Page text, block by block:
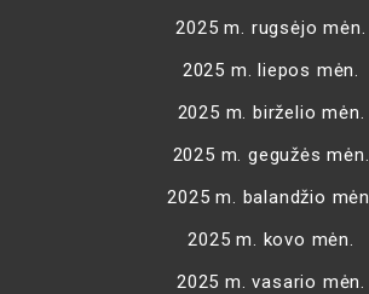
2025 m. rugsėjo mėn.
2025 m. liepos mėn.
2025 m. birželio mėn.
2025 m. gegužės mėn.
2025 m. balandžio mėn.
2025 m. kovo mėn.
2025 m. vasario mėn.